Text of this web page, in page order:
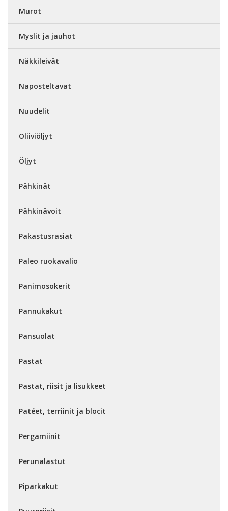
Murot
Myslit ja jauhot
Näkkileivät
Naposteltavat
Nuudelit
Oliiviöljyt
Öljyt
Pähkinät
Pähkinävoit
Pakastusrasiat
Paleo ruokavalio
Panimosokerit
Pannukakut
Pansuolat
Pastat
Pastat, riisit ja lisukkeet
Patéet, terriinit ja blocit
Pergamiinit
Perunalastut
Piparkakut